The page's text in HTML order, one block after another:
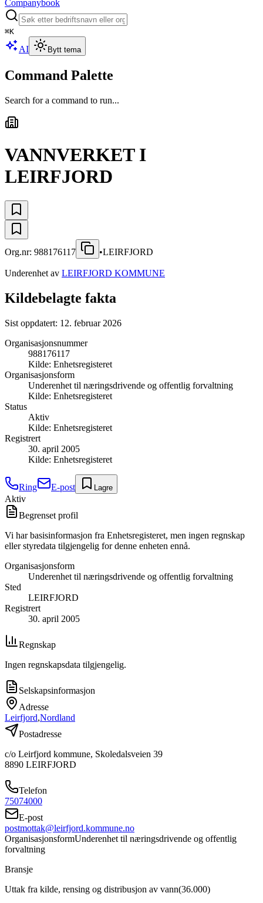
Companybook
⌘K
AI Bytt tema
Command Palette
Search for a command to run...
VANNVERKET I
LEIRFJORD
Org.nr: 988176117 •LEIRFJORD
Underenhet av LEIRFJORD KOMMUNE
Kildebelagte fakta
Sist oppdatert: 12. februar 2026
Organisasjonsnummer
988176117
Kilde: Enhetsregisteret
Organisasjonsform
Underenhet til næringsdrivende og offentlig forvaltning
Kilde: Enhetsregisteret
Status
Aktiv
Kilde: Enhetsregisteret
Registrert
30. april 2005
Kilde: Enhetsregisteret
Ring E-post Lagre
Aktiv
Begrenset profil
Vi har basisinformasjon fra Enhetsregisteret, men ingen regnskap
eller styredata tilgjengelig for denne enheten ennå.
Organisasjonsform
Underenhet til næringsdrivende og offentlig forvaltning
Sted
LEIRFJORD
Registrert
30. april 2005
Regnskap
Ingen regnskapsdata tilgjengelig.
Selskapsinformasjon
Adresse
Leirfjord,Nordland
Postadresse
c/o Leirfjord kommune, Skoledalsveien 39
8890 LEIRFJORD
Telefon
75074000
E-post
postmottak@leirfjord.kommune.no
OrganisasjonsformUnderenhet til næringsdrivende og offentlig
forvaltning
Bransje
Uttak fra kilde, rensing og distribusjon av vann(36.000)